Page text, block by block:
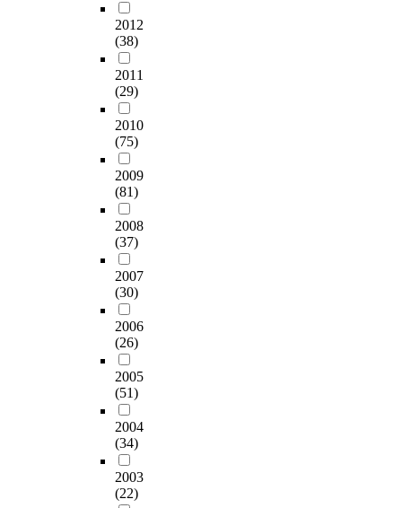
2012
(38)
2011
(29)
2010
(75)
2009
(81)
2008
(37)
2007
(30)
2006
(26)
2005
(51)
2004
(34)
2003
(22)